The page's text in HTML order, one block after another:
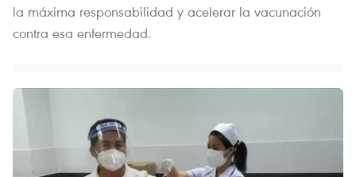
la máxima responsabilidad y acelerar la vacunación
contra esa enfermedad.